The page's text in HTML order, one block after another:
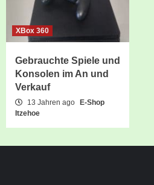
XBox 360
Gebrauchte Spiele und
Konsolen im An und
Verkauf
13 Jahren ago
E-Shop
Itzehoe